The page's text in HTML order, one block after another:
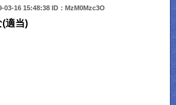
03-16 15:48:38 ID：MzM0Mzc3O
(適当)